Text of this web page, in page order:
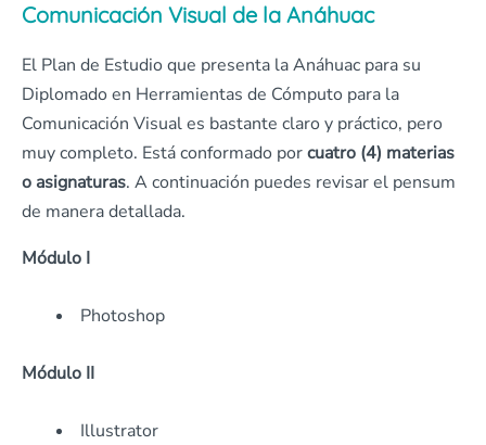
Comunicación Visual de la Anáhuac
El Plan de Estudio que presenta la Anáhuac para su
Diplomado en Herramientas de Cómputo para la
Comunicación Visual es bastante claro y práctico, pero
muy completo. Está conformado porcuatro (4) materias
o asignaturas. A continuación puedes revisar el pensum
de manera detallada.
Módulo I
Photoshop
Módulo II
Illustrator